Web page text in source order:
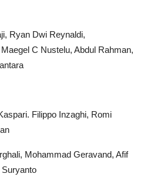
Ryan Dwi Reynaldi,
C Nustelu, Abdul Rahman,
Filippo Inzaghi, Romi
Mohammad Geravand, Afif